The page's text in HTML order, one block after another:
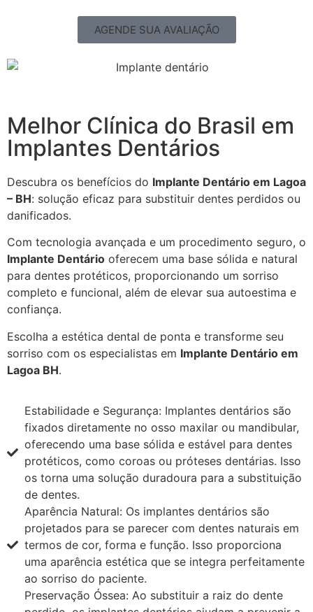
AGENDE SUA AVALIAÇÃO
Melhor Clínica do Brasil em
Implantes Dentários
Descubra os benefícios do Implante Dentário em Lagoa
– BH: solução eficaz para substituir dentes perdidos ou
danificados.
Com tecnologia avançada e um procedimento seguro, o
Implante Dentário oferecem uma base sólida e natural
para dentes protéticos, proporcionando um sorriso
completo e funcional, além de elevar sua autoestima e
confiança.
Escolha a estética dental de ponta e transforme seu
sorriso com os especialistas em Implante Dentário em
Lagoa BH.
Estabilidade e Segurança: Implantes dentários são
fixados diretamente no osso maxilar ou mandibular,
oferecendo uma base sólida e estável para dentes
protéticos, como coroas ou próteses dentárias. Isso
os torna uma solução duradoura para a substituição
de dentes.
Aparência Natural: Os implantes dentários são
projetados para se parecer com dentes naturais em
termos de cor, forma e função. Isso proporciona
uma aparência estética que se integra perfeitamente
ao sorriso do paciente.
Preservação Óssea: Ao substituir a raiz do dente